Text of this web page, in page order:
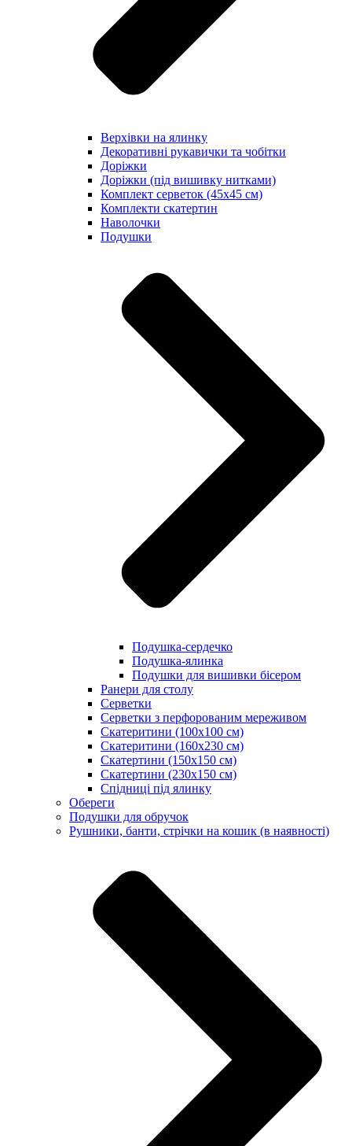
Верхівки на ялинку
Декоративні рукавички та чобітки
Доріжки
Доріжки (під вишивку нитками)
Комплект серветок (45х45 см)
Комплекти скатертин
Наволочки
Подушки
Подушка-сердечко
Подушка-ялинка
Подушки для вишивки бісером
Ранери для столу
Серветки
Серветки з перфорованим мереживом
Скатеритини (100х100 см)
Скатеритини (160х230 см)
Скатертини (150х150 см)
Скатертини (230х150 см)
Спідниці під ялинку
Обереги
Подушки для обручок
Рушники, банти, стрічки на кошик (в наявності)